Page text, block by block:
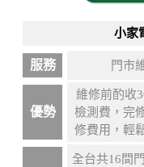
小家
服務 門市
優勢
維修前酌收
檢測費，完
修費用，輕
全台共16間